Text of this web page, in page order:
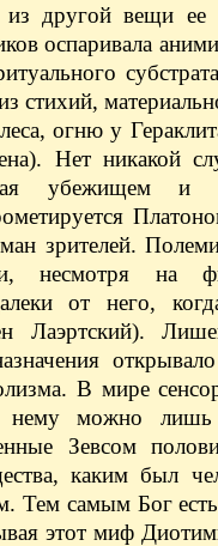
из другой вещи ее
оспаривала
стихий,
огню у
Нет никакой
убежищем и
зрителей.
несмотря на
от него,
Лаэртский).
В мире
нему можно лишь
Зевсом
каким был
Тем самым Бог
этот миф